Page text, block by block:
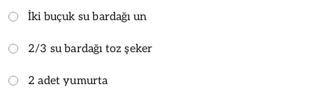
İki buçuk su bardağı un
2/3 su bardağı toz şeker
2 adet yumurta